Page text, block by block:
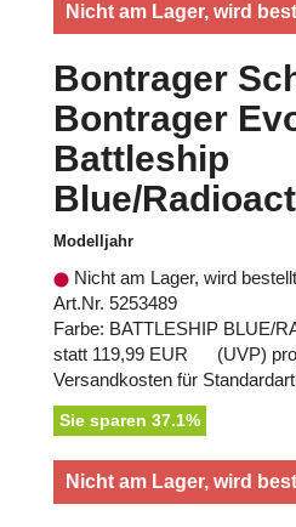
Nicht am Lager, wird
Bontrager
Bontrager
Battleship
Blue/
Modelljahr
Nicht am Lager, wird bestellt
Art.Nr. 5253489
Farbe: BATTLESHIP BLUE/
statt 119,99 EUR (UVP)
Versandkosten für
Sie sparen 37.1%
Nicht am Lager, wird